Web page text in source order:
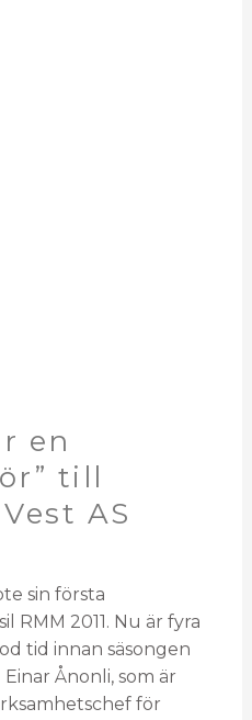
en
till
AS
sin första
RMM 2011. Nu är fyra
tid innan säsongen
Ånonli, som är
för